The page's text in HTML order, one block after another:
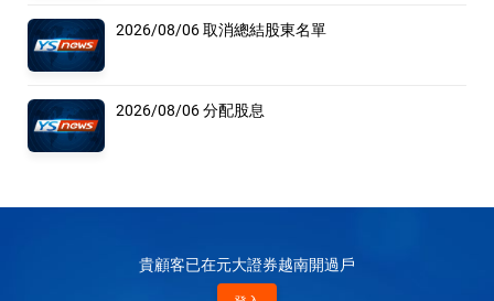
2026/08/06 取消總結股東名單
2026/08/06 分配股息
貴顧客已在元大證券越南開過戶